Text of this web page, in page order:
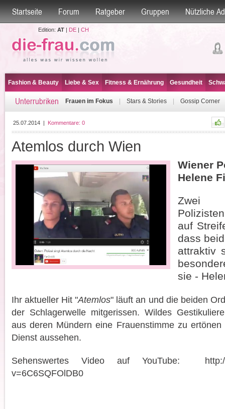
Startseite Forum Ratgeber Gruppen Nützliche
Edition: AT| DE| CH
Fashion & Beauty Liebe & Sex Fitness & Ernährung Gesundheit
Unterrubriken Frauen im Fokus Stars & Stories Gossip Corner
25.07.2014| Kommentare: 0
Atemlos durch Wien
Wiener
Helene
Zwei
auf
dass
attraktiv
sie -
Ihr aktueller Hit "Atemlos" läuft an und die beiden
der Schlagerwelle mitgerissen. Wildes
aus deren Mündern eine Frauenstimme zu
Dienst aussehen.
Sehenswertes Video auf YouTube: http://
v=6C6SQFOlDB0